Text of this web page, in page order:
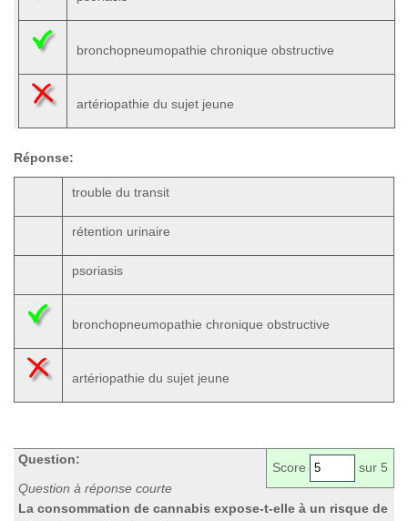
bronchopneumopathie chronique obstructive
artériopathie du sujet jeune
Réponse:
trouble du transit
rétention urinaire
psoriasis
bronchopneumopathie chronique obstructive
artériopathie du sujet jeune
Score sur 5
Question:
Question à réponse courte
La consommation de cannabis expose-t-elle à un risque de